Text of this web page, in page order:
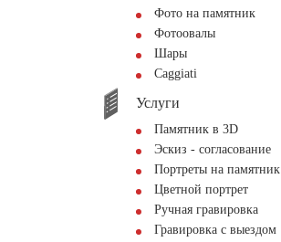
Фото на памятник
Фотоовалы
Шары
Сaggiati
Услуги
Памятник в 3D
Эскиз - согласование
Портреты на памятник
Цветной портрет
Ручная гравировка
Гравировка с выездом